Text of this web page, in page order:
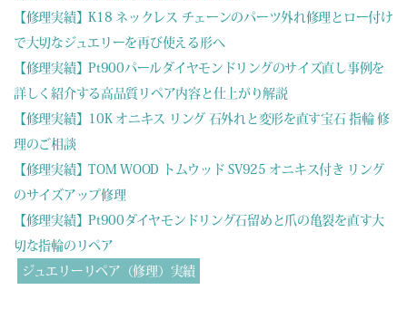
【修理実績】K18 ネックレス チェーンのパーツ外れ修理とロー付け
で大切なジュエリーを再び使える形へ
【修理実績】Pt900パールダイヤモンドリングのサイズ直し事例を
詳しく紹介する高品質リペア内容と仕上がり解説
【修理実績】10K オニキス リング 石外れと変形を直す宝石 指輪 修
理のご相談
【修理実績】TOM WOOD トムウッド SV925 オニキス付き リング
のサイズアップ修理
【修理実績】Pt900ダイヤモンドリング石留めと爪の亀裂を直す大
切な指輪のリペア
ジュエリーリペア（修理）実績